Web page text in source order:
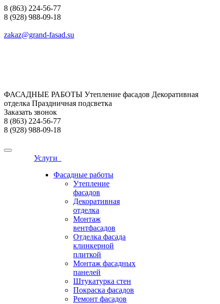
8 (863) 224-56-77
8 (928) 988-09-18
zakaz@grand-fasad.su
ФАСАДНЫЕ РАБОТЫ Утепление фасадов Декоративная
отделка Праздничная подсветка
Заказать звонок
8 (863) 224-56-77
8 (928) 988-09-18
Услуги
Фасадные работы
Утепление
фасадов
Декоративная
отделка
Монтаж
вентфасадов
Отделка фасада
клинкерной
плиткой
Монтаж фасадных
панелей
Штукатурка стен
Покраска фасадов
Ремонт фасадов